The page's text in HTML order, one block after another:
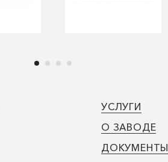
УСЛУГИ
О ЗАВОДЕ
ДОКУМЕНТЫ